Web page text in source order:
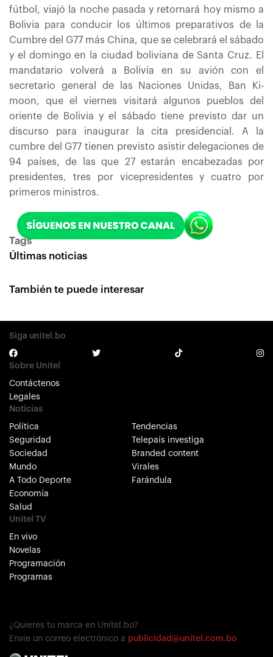
fútbol, viajó la noche pasada y retornará hoy mismo a
Bolivia para conducir los últimos preparativos de la
Cumbre del G77 más China, que se celebrará el sábado
y el domingo en la ciudad boliviana de Santa Cruz. El
mandatario volverá a Bolivia en su avión con el
secretario general de las Naciones Unidas, Ban Ki-
moon, que el viernes visitará algunos pueblos del
oriente de Bolivia y el sábado tiene previsto dar un
discurso para inaugurar la cita presidencial. A la
cumbre del G77 tienen previsto asistir delegaciones de
94 países, de las que 27 estarán encabezadas por
presidentes, tres por vicepresidentes y cuatro por
primeros ministros.
Tags
Últimas noticias
También te puede interesar
Siga unitel.bo
Sobre Unitel
Contáctenos
Legales
Noticias
Política
Seguridad
Sociedad
Mundo
A Todo Deporte
Economía
Salud
Tendencias
Telepaís investiga
Branded content
Virales
Farándula
Unitel TV
En vivo
Novelas
Programación
Programas
¿Quieres tu marca en Unitel.bo?
Envíe un correo electrónico a publicidad@unitel.com.bo